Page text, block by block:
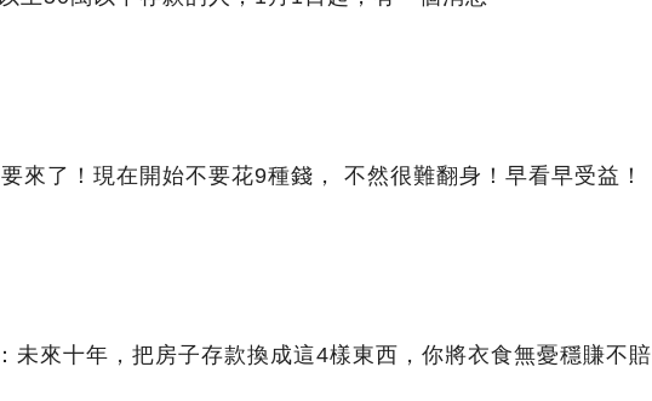
來了！現在開始不要花9種錢， 不然很難翻身！早看早受益！
未來十年，把房子存款換成這4樣東西，你將衣食無憂穩賺不賠